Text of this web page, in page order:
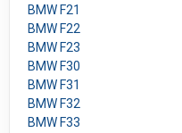
BMW F21
BMW F22
BMW F23
BMW F30
BMW F31
BMW F32
BMW F33